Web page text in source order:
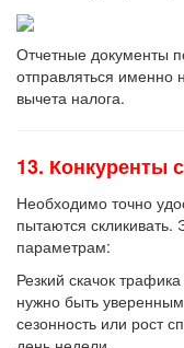
Отчетные документы
отправляться именно
вычета налога.
13. Конкуренты
Необходимо точно
пытаются
параметрам:
Резкий скачок
нужно быть
сезонность или рост